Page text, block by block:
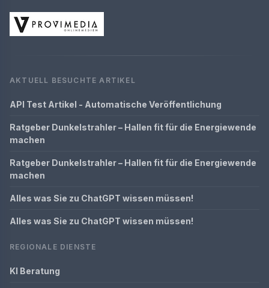
AKTUELL BESUCHTE ARTIKEL
API Test Artikel - Automatische Veröffentlichung
Ratgeber Dunkelstrahler – Hallen fit für die Energiewende
machen
Ratgeber Dunkelstrahler – Hallen fit für die Energiewende
machen
Alles was Sie zu ChatGPT wissen müssen!
Alles was Sie zu ChatGPT wissen müssen!
REGIONALE DIENSTE
KI Beratung